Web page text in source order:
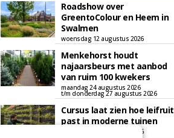
Roadshow over
GreentoColour en Heem in
Swalmen
woensdag 12 augustus 2026
Menkehorst houdt
najaarsbeurs met aanbod
van ruim 100 kwekers
maandag 24 augustus 2026
t/m donderdag 27 augustus 2026
Cursus laat zien hoe leifruit
past in moderne tuinen
woensdag 26 augustus 2026